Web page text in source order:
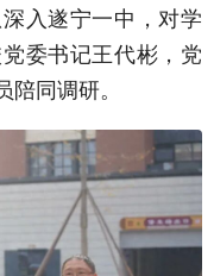
入遂宁一中，对学
委书记王代彬，党
同调研。